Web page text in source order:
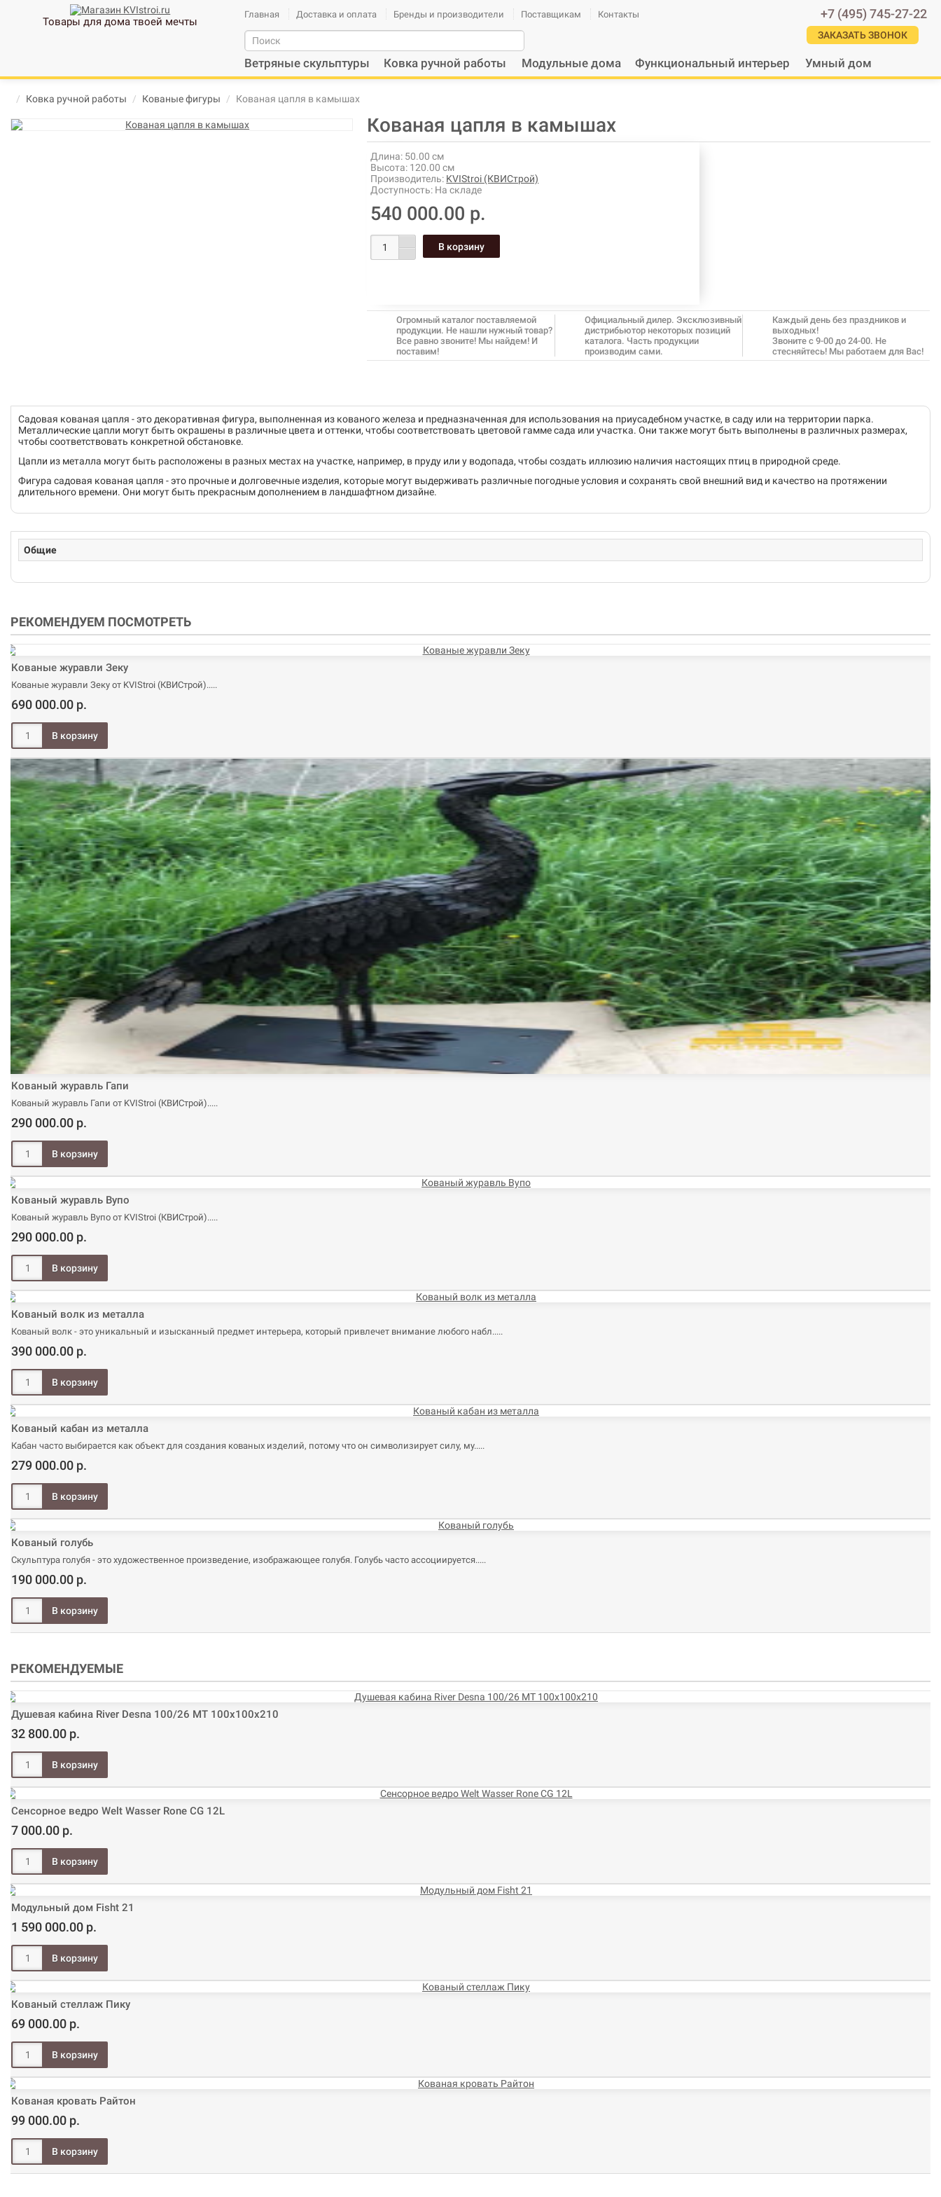
Товары для дома твоей мечты
+7 (495) 745-27-22
ЗАКАЗАТЬ ЗВОНОК
Главная Доставка и оплата Бренды и производители Поставщикам Контакты
Ветряные скульптуры Ковка ручной работы Модульные дома Функциональный интерьер Умный дом
Ковка ручной работы Кованые фигуры Кованая цапля в камышах
Кованая цапля в камышах
Длина: 50.00 см
Высота: 120.00 см
Производитель: KVIStroi (КВИСтрой)
Доступность: На складе
540 000.00 р.
Огромный каталог поставляемой
продукции. Не нашли нужный товар?
Все равно звоните! Мы найдем! И
поставим!
Официальный дилер. Эксклюзивный
дистрибьютор некоторых позиций
каталога. Часть продукции
производим сами.
Каждый день без праздников и
выходных!
Звоните с 9-00 до 24-00. Не
стесняйтесь! Мы работаем для Вас!
Садовая кованая цапля - это декоративная фигура, выполненная из кованого железа и предназначенная для использования на приусадебном участке, в саду или на территории парка.
Металлические цапли могут быть окрашены в различные цвета и оттенки, чтобы соответствовать цветовой гамме сада или участка. Они также могут быть выполнены в различных размерах,
чтобы соответствовать конкретной обстановке.
Цапли из металла могут быть расположены в разных местах на участке, например, в пруду или у водопада, чтобы создать иллюзию наличия настоящих птиц в природной среде.
Фигура садовая кованая цапля - это прочные и долговечные изделия, которые могут выдерживать различные погодные условия и сохранять свой внешний вид и качество на протяжении
длительного времени. Они могут быть прекрасным дополнением в ландшафтном дизайне.
Общие
РЕКОМЕНДУЕМ ПОСМОТРЕТЬ
Кованые журавли Зеку
Кованые журавли Зеку от KVIStroi (КВИСтрой)..
690 000.00 р.
Кованый журавль Гапи
Кованый журавль Гапи от KVIStroi (КВИСтрой)..
290 000.00 р.
Кованый журавль Вупо
Кованый журавль Вупо от KVIStroi (КВИСтрой)..
290 000.00 р.
Кованый волк из металла
Кованый волк - это уникальный и изысканный предмет интерьера, который привлечет внимание любого набл..
390 000.00 р.
Кованый кабан из металла
Кабан часто выбирается как объект для создания кованых изделий, потому что он символизирует силу, му..
279 000.00 р.
Кованый голубь
Скульптура голубя - это художественное произведение, изображающее голубя. Голубь часто ассоциируется..
190 000.00 р.
РЕКОМЕНДУЕМЫЕ
Душевая кабина River Desna 100/26 МТ 100х100х210
32 800.00 р.
Сенсорное ведро Welt Wasser Rone CG 12L
7 000.00 р.
Модульный дом Fisht 21
1 590 000.00 р.
Кованый стеллаж Пику
69 000.00 р.
Кованая кровать Райтон
99 000.00 р.